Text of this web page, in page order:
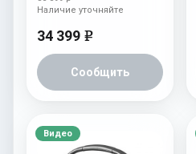
34 399 e
Сообщить
Наличие уточняйте
Видео